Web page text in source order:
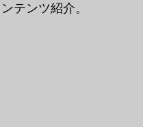
テンツ紹介。